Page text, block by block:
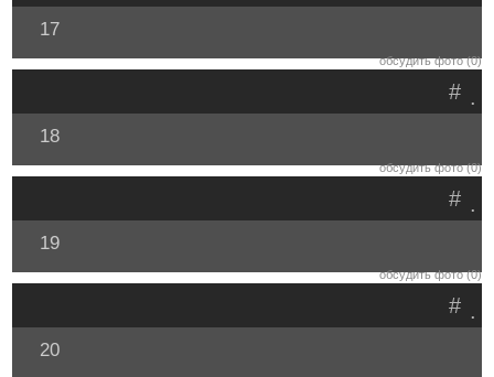
17
обсудить фото (0)
.
#
18
обсудить фото (0)
.
#
19
обсудить фото (0)
.
#
20